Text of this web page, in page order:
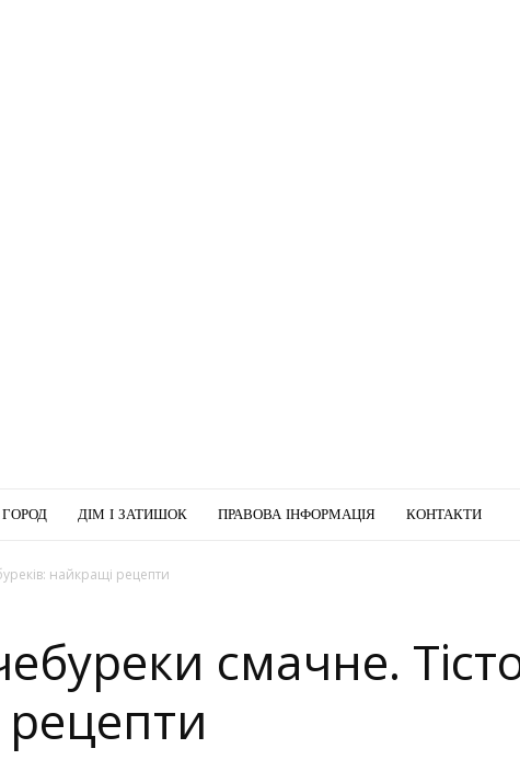
ГОРОД ДІМ І ЗАТИШОК ПРАВОВА ІНФОРМАЦІЯ КОНТАКТИ
найкращі рецепти
смачне.